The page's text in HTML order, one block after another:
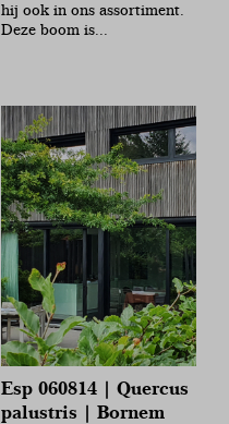
hij ook in ons assortiment.
Deze boom is...
Esp 060814 | Quercus
palustris | Bornem